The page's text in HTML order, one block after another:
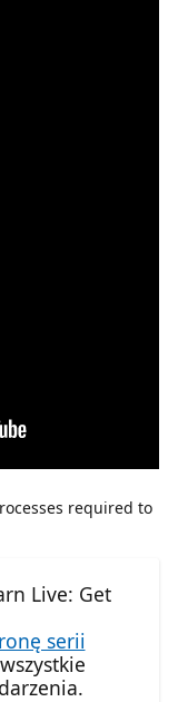
required to
Live: Get
serii